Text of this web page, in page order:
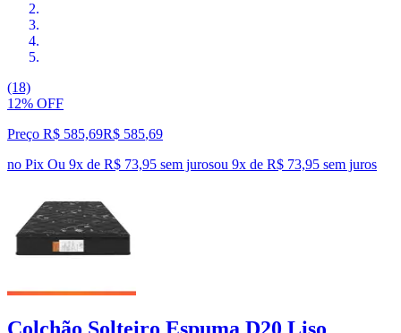
(18)
12% OFF
Preço R$ 585,69R$ 585,69
no Pix Ou 9x de R$ 73,95 sem jurosou 9x de R$ 73,95 sem juros